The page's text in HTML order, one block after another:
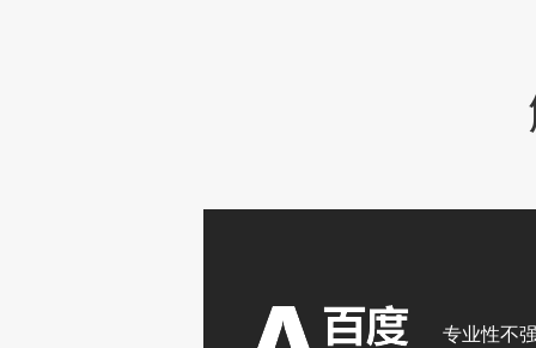
专业性不